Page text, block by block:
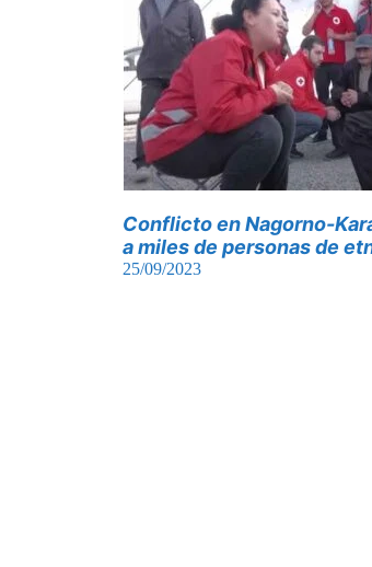
Conflicto en Nagorno-
a miles de personas de
25/09/2023